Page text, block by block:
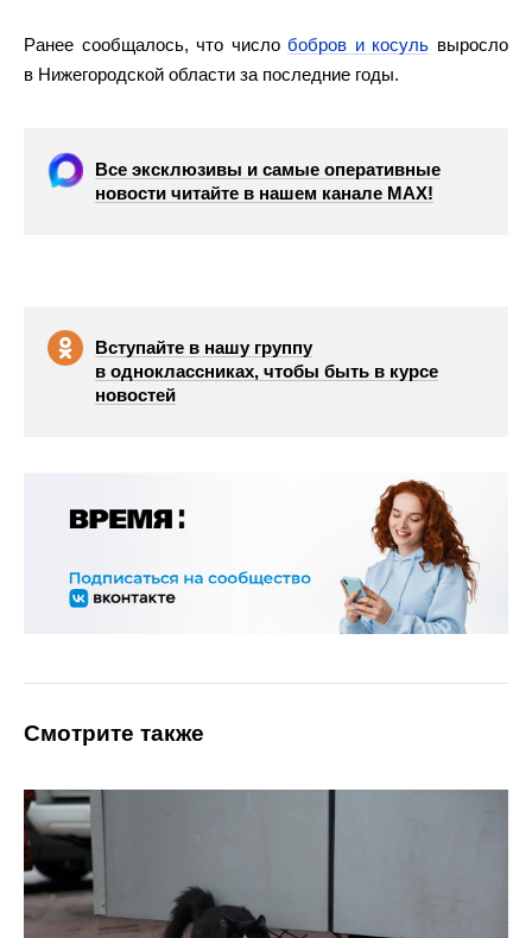
Ранее сообщалось, что числобобров и косуль выросло
в Нижегородской области за последние годы.
Все эксклюзивы и самые оперативные
новости читайте в нашем канале МАХ!
Вступайте в нашу группу
в одноклассниках, чтобы быть в курсе
новостей
Смотрите также